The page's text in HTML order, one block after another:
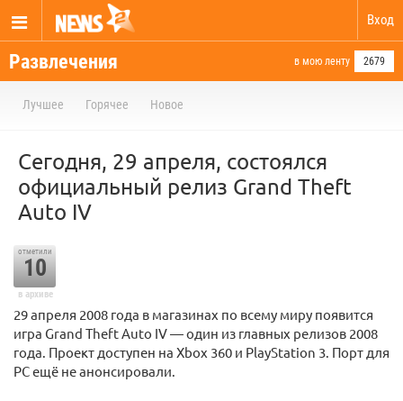
Вход
Развлечения в мою ленту 2679
Лучшее Горячее Новое
Сегодня, 29 апреля, состоялся
официальный релиз Grand Theft
Auto IV
отметили
10
в архиве
29 апреля 2008 года в магазинах по всему миру появится
игра Grand Theft Auto IV — один из главных релизов 2008
года. Проект доступен на Xbox 360 и PlayStation 3. Порт для
РС ещё не анонсировали.